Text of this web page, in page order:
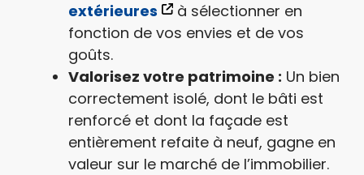
extérieures
à sélectionner en
fonction de vos envies et de vos
goûts.
Valorisez votre patrimoine : Un bien
correctement isolé, dont le bâti est
renforcé et dont la façade est
entièrement refaite à neuf, gagne en
valeur sur le marché de l’immobilier.